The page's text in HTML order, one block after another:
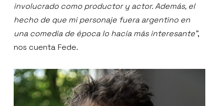
involucrado como productor y actor. Además, el
hecho de que mi personaje fuera argentino en
una comedia de época lo hacía más interesante”,
nos cuenta Fede.